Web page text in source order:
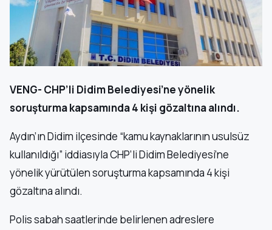
VENG- CHP’li Didim Belediyesi’ne yönelik
soruşturma kapsamında 4 kişi gözaltına alındı.
Aydın’ın Didim ilçesinde “kamu kaynaklarının usulsüz
kullanıldığı” iddiasıyla CHP’li Didim Belediyesi’ne
yönelik yürütülen soruşturma kapsamında 4 kişi
gözaltına alındı.
Polis sabah saatlerinde belirlenen adreslere